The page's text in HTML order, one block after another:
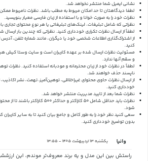
نشانی ایمیل شما منتشر نخواهد شد.
لطفا دیدگاهتان تا حد امکان مربوط به مطلب باشد. نظرات نامربوط
نظرات خود را به صورت خوانا و با استفاده از زبان فارسی معیار بنویسید.
نظراتی که شامل تبلیغات، لینک‌های تبلیغاتی یا هر نوع محتوای
لطفاً از ارسال نظرات تکراری خودداری کنید. نظراتی که چندین بار
از اشتراک‌گذاری اطلاعات شخصی خود یا دیگران، مانند شماره تلفن،
کنید.
مسئولیت نظرات ارسال شده بر عهده کاربران است و سایت وستا کیش
و سقم آنها ندارد.
لطفاً در نظرات خود از زبان محترمانه و مودبانه استفاده کنید. نظرات
ناپسند حذف خواهند شد.
از ارسال نظرات حاوی محتوای غیراخلاقی، توهین‌آمیز، تهمت، نشر
خودداری کنید.
نظرات شما بعد از تایید مدیریت منتشر خواهد شد.
نظرات باید حداقل شامل 50 کاراکتر و
شود.
سعی کنید نظر خود را به طور کامل و جامع بیان کنید تا به سایر
بدون توضیح خودداری کنید.
وانیا یکشنبه 13 اردیبهشت 1405 - 13:55
راستش بین این مدل و یه برند معروف‌تر موندم، این